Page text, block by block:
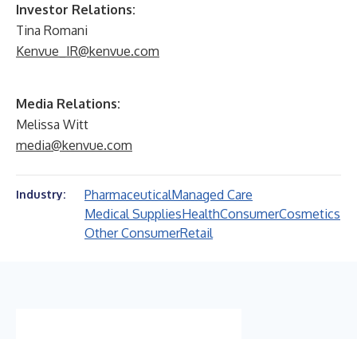
Investor Relations:
Tina Romani
Kenvue_IR@kenvue.com
Media Relations:
Melissa Witt
media@kenvue.com
Industry: PharmaceuticalManaged Care
Medical SuppliesHealthConsumerCosmetics
Other ConsumerRetail